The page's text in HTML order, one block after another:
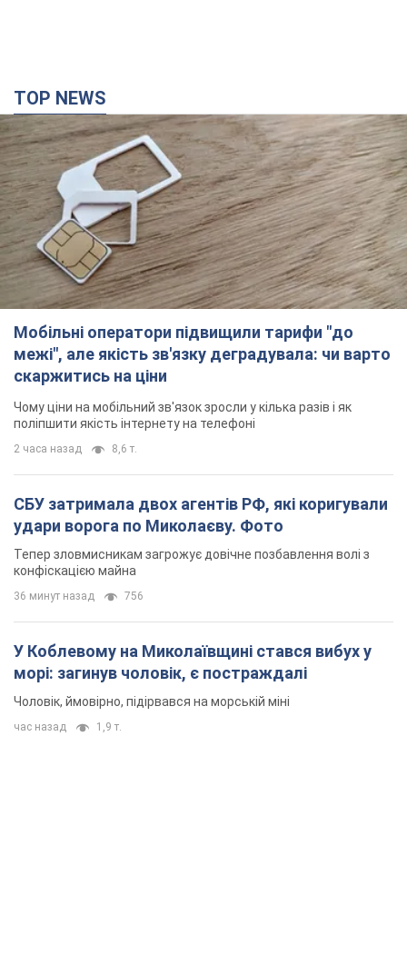
TOP NEWS
Мобільні оператори підвищили тарифи "до
межі", але якість зв'язку деградувала: чи варто
скаржитись на ціни
Чому ціни на мобільний зв'язок зросли у кілька разів і як
поліпшити якість інтернету на телефоні
2 часа назад 8,6 т.
СБУ затримала двох агентів РФ, які коригували
удари ворога по Миколаєву. Фото
Тепер зловмисникам загрожує довічне позбавлення волі з
конфіскацією майна
36 минут назад 756
У Коблевому на Миколаївщині стався вибух у
морі: загинув чоловік, є постраждалі
Чоловік, ймовірно, підірвався на морській міні
час назад 1,9 т.